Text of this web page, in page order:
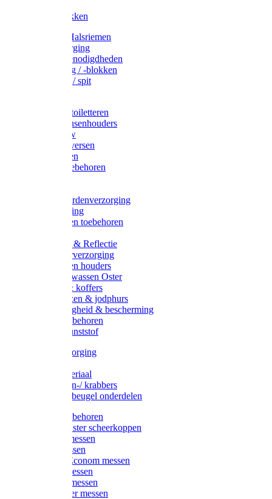
Varkensbakken
Halsters / Halsriemen
Hoefverzorging
Lammer benodigdheden
Ramdektuig / -blokken
Vastzetpen / spit
Poetsen & toiletteren
Zadel-/Trensenhouders
Halstertouw
Halsters diversen
Hoofdstellen
Zadel & toebehoren
Rapide paardenverzorging
Ruiter kleding
Hoofdstellen toebehoren
Verlichting & Reflectie
Rapide leerverzorging
Likstenen en houders
Poetsen & wassen Oster
Poetssets & koffers
Ruiter laarzen & jodphurs
Ruiter veiligheid & bescherming
Ruiter - toebehoren
Voerbak kunststof
Klauwverzorging
Injectiemateriaal
Hoefmessen-/ krabbers
Hoefbekapbeugel onderdelen
Messen toebehoren
Moser & Oster scheerkoppen
Hauptner messen
Liscop messen
Aesculap/Econom messen
Heiniger messen
Constanta messen
FarmClipper messen